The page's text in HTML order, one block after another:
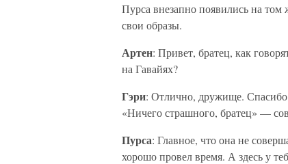
Пурса внезапно появились на
свои образы.
Артен: Привет, братец, как
на Гавайях?
Гэри: Отлично, дружище.
«Ничего страшного, братец» —
Пурса: Главное, что она не
хорошо провел время. А здесь у